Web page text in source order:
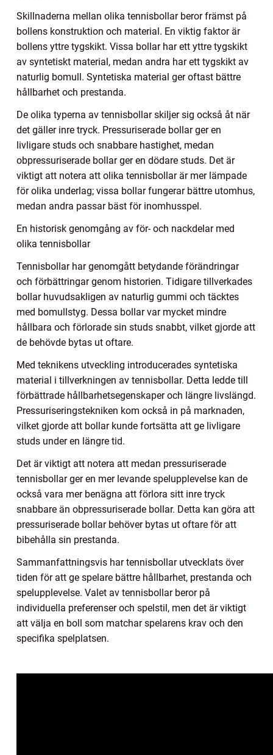
Skillnaderna mellan olika tennisbollar beror främst på
bollens konstruktion och material. En viktig faktor är
bollens yttre tygskikt. Vissa bollar har ett yttre tygskikt
av syntetiskt material, medan andra har ett tygskikt av
naturlig bomull. Syntetiska material ger oftast bättre
hållbarhet och prestanda.
De olika typerna av tennisbollar skiljer sig också åt när
det gäller inre tryck. Pressuriserade bollar ger en
livligare studs och snabbare hastighet, medan
obpressuriserade bollar ger en dödare studs. Det är
viktigt att notera att olika tennisbollar är mer lämpade
för olika underlag; vissa bollar fungerar bättre utomhus,
medan andra passar bäst för inomhusspel.
En historisk genomgång av för- och nackdelar med
olika tennisbollar
Tennisbollar har genomgått betydande förändringar
och förbättringar genom historien. Tidigare tillverkades
bollar huvudsakligen av naturlig gummi och täcktes
med bomullstyg. Dessa bollar var mycket mindre
hållbara och förlorade sin studs snabbt, vilket gjorde att
de behövde bytas ut oftare.
Med teknikens utveckling introducerades syntetiska
material i tillverkningen av tennisbollar. Detta ledde till
förbättrade hållbarhetsegenskaper och längre livslängd.
Pressuriseringstekniken kom också in på marknaden,
vilket gjorde att bollar kunde fortsätta att ge livligare
studs under en längre tid.
Det är viktigt att notera att medan pressuriserade
tennisbollar ger en mer levande spelupplevelse kan de
också vara mer benägna att förlora sitt inre tryck
snabbare än obpressuriserade bollar. Detta kan göra att
pressuriserade bollar behöver bytas ut oftare för att
bibehålla sin prestanda.
Sammanfattningsvis har tennisbollar utvecklats över
tiden för att ge spelare bättre hållbarhet, prestanda och
spelupplevelse. Valet av tennisbollar beror på
individuella preferenser och spelstil, men det är viktigt
att välja en boll som matchar spelarens krav och den
specifika spelplatsen.